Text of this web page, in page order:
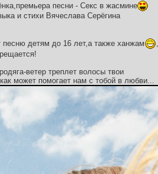
песни - Секс в жасмине
и стихи Вячеслава Серёгина
песню детям до 16 лет,а также ханжам
ветер треплет волосы твои
может помогает нам с тобой в любви...